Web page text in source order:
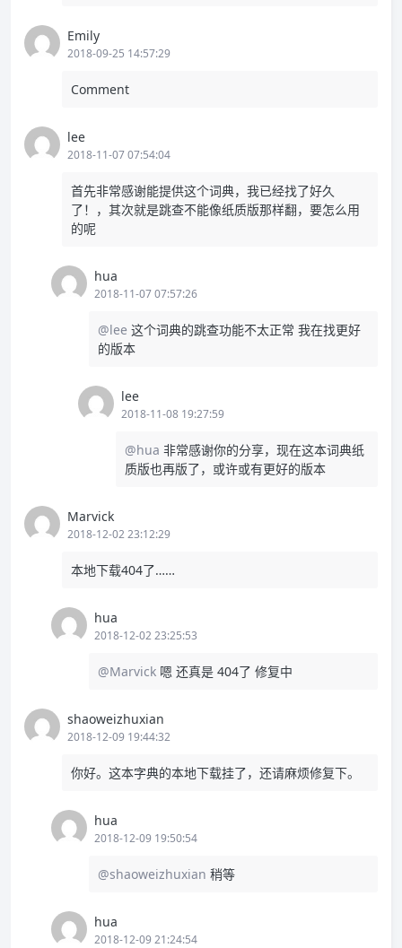
Emily
2018-09-25 14:57:29
Comment
lee
2018-11-07 07:54:04
首先非常感谢能提供这个词典，我已经找了好久
了！，其次就是跳查不能像纸质版那样翻，要怎么用
的呢
hua
2018-11-07 07:57:26
@lee 这个词典的跳查功能不太正常 我在找更好
的版本
lee
2018-11-08 19:27:59
@hua 非常感谢你的分享，现在这本词典纸
质版也再版了，或许或有更好的版本
Marvick
2018-12-02 23:12:29
本地下载404了……
hua
2018-12-02 23:25:53
@Marvick 嗯 还真是 404了 修复中
shaoweizhuxian
2018-12-09 19:44:32
你好。这本字典的本地下载挂了，还请麻烦修复下。
hua
2018-12-09 19:50:54
@shaoweizhuxian 稍等
hua
2018-12-09 21:24:54